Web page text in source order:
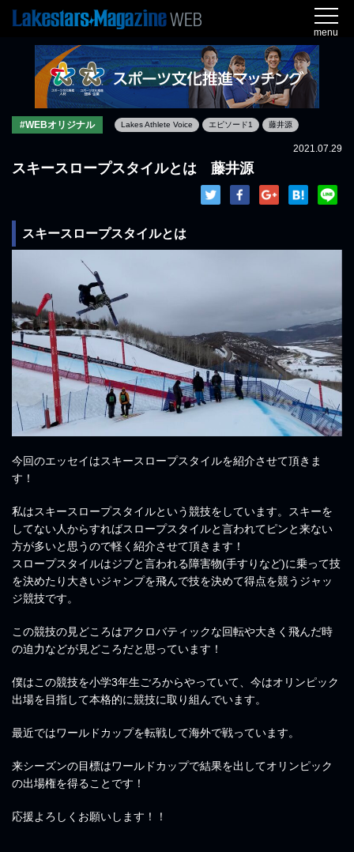
menu
#WEBオリジナル Lakes Athlete Voice エピソード1 藤井源
2021.07.29
スキースロープスタイルとは 藤井源
スキースロープスタイルとは
今回のエッセイはスキースロープスタイルを紹介させて頂きま
す！
私はスキースロープスタイルという競技をしています。スキーを
してない人からすればスロープスタイルと言われてピンと来ない
方が多いと思うので軽く紹介させて頂きます！
スロープスタイルはジブと言われる障害物(手すりなど)に乗って技
を決めたり大きいジャンプを飛んで技を決めて得点を競うジャッ
ジ競技です。
この競技の見どころはアクロバティックな回転や大きく飛んだ時
の迫力などが見どころだと思っています！
僕はこの競技を小学3年生ごろからやっていて、今はオリンピック
出場を目指して本格的に競技に取り組んでいます。
最近ではワールドカップを転戦して海外で戦っています。
来シーズンの目標はワールドカップで結果を出してオリンピック
の出場権を得ることです！
応援よろしくお願いします！！